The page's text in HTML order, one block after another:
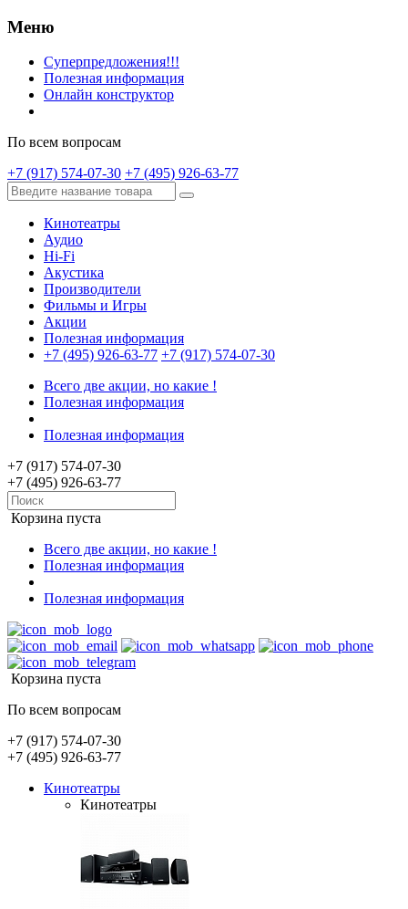
Меню
Суперпредложения!!!
Полезная информация
Онлайн конструктор
По всем вопросам
+7 (917) 574-07-30 +7 (495) 926-63-77
Кинотеатры
Аудио
Hi-Fi
Акустика
Производители
Фильмы и Игры
Акции
Полезная информация
+7 (495) 926-63-77 +7 (917) 574-07-30
Всего две акции, но какие !
Полезная информация
Полезная информация
+7 (917) 574-07-30
+7 (495) 926-63-77
Корзина пуста
Всего две акции, но какие !
Полезная информация
Полезная информация
Корзина пуста
По всем вопросам
+7 (917) 574-07-30
+7 (495) 926-63-77
Кинотеатры
Кинотеатры